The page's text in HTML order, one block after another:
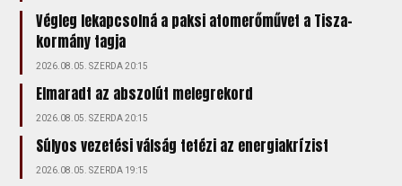
Végleg lekapcsolná a paksi atomerőművet a Tisza-
kormány tagja
2026.08.05. SZERDA 20:15
Elmaradt az abszolút melegrekord
2026.08.05. SZERDA 20:15
Súlyos vezetési válság tetézi az energiakrízist
2026.08.05. SZERDA 19:15